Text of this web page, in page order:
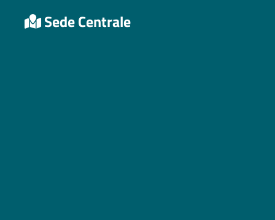
Sede Centrale